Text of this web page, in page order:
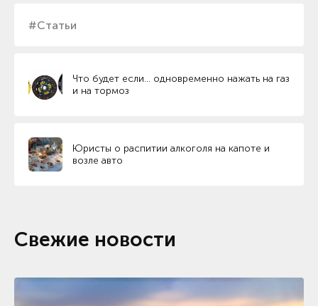
#Статьи
Что будет если… одновременно нажать на газ
и на тормоз
Юристы о распитии алкоголя на капоте и
возле авто
Свежие новости